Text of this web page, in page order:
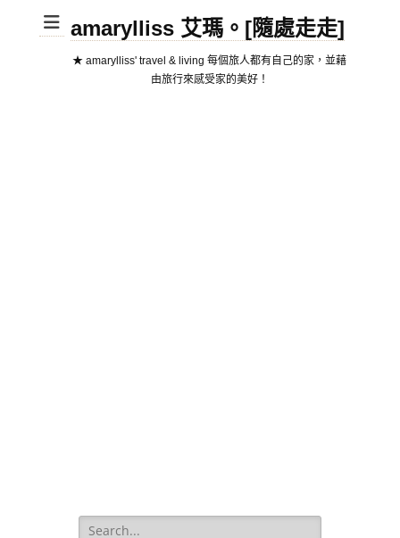
amarylliss 艾瑪。[隨處走走]
★ amarylliss' travel & living 每個旅人都有自己的家，並藉
由旅行來感受家的美好！
Search